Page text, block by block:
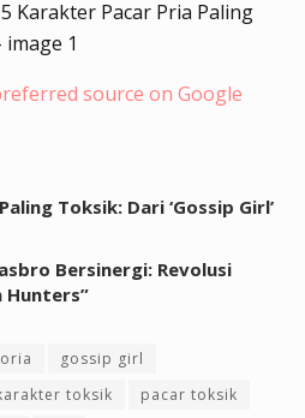
source on Google
Toksik: Dari ‘Gossip Girl’
Bersinergi: Revolusi
Hunters”
gossip girl
toksik
pacar toksik